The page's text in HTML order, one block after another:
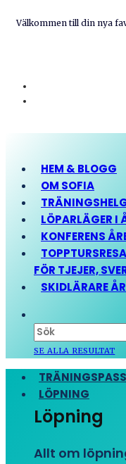
Välkommen till din nya
HEM & BLOGG
OM SOFIA
LÖPARLÄGER I
KONFERENS
FÖR TJEJER,
SKIDLÄRARE
SE ALLA RESULTAT
TRÄNINGSPASS
LÖPNING
Löpning
Allt om